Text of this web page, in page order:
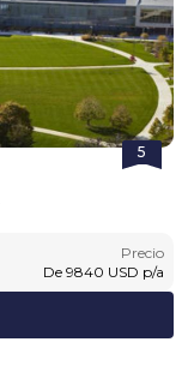
5
Precio
De 9840 USD p/a